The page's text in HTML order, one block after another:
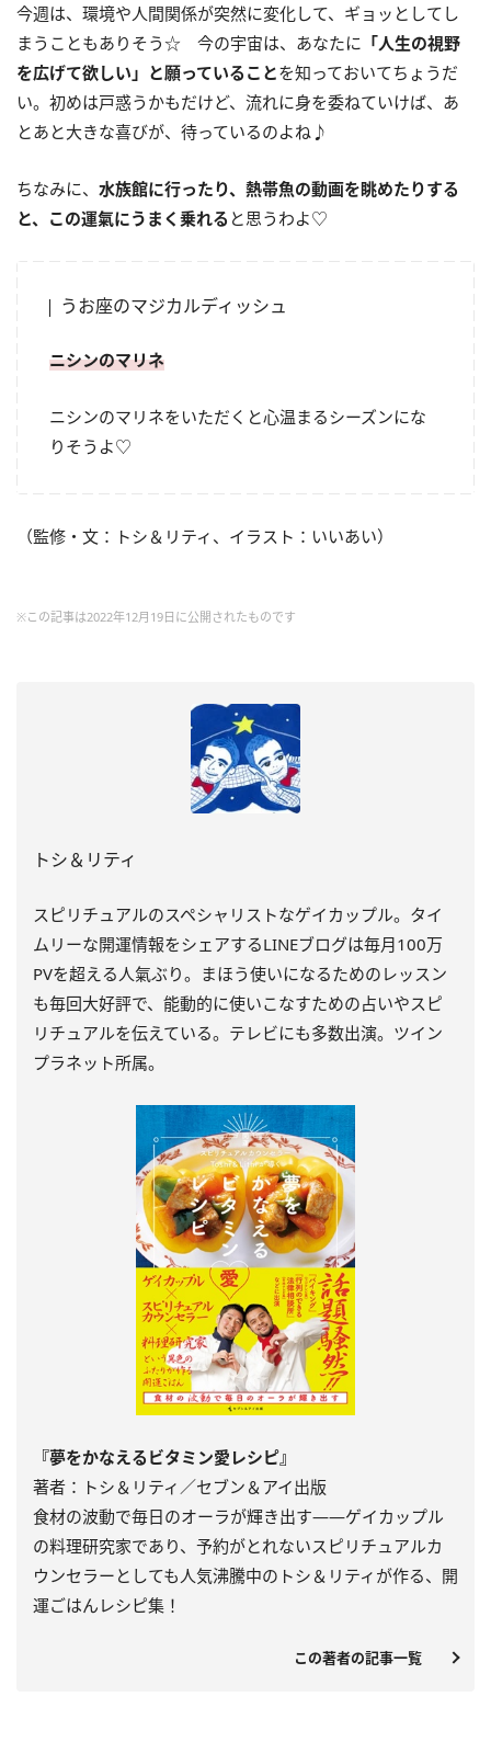
今週は、環境や人間関係が突然に変化して、ギョッとしてし
まうこともありそう☆ 今の宇宙は、あなたに 「人生の視野
を広げて欲しい」と願っていることを知っておいてちょうだ
い。初めは戸惑うかもだけど、流れに身を委ねていけば、あ
とあと大きな喜びが、待っているのよね♪
ちなみに、 水族館に行ったり、熱帯魚の動画を眺めたりする
と、この運氣にうまく乗れる と思うわよ♡
うお座のマジカルディッシュ
ニシンのマリネ
ニシンのマリネをいただくと心温まるシーズンにな
りそうよ♡
（監修・文：トシ＆リティ、イラスト：いいあい）
※この記事は2022年12月19日に公開されたものです
トシ＆リティ
スピリチュアルのスペシャリストなゲイカップル。タイ
ムリーな開運情報をシェアするLINEブログは毎月100万
PVを超える人氣ぶり。まほう使いになるためのレッスン
も毎回大好評で、能動的に使いこなすための占いやスピ
リチュアルを伝えている。テレビにも多数出演。ツイン
プラネット所属。
『夢をかなえるビタミン愛レシピ』
著者：トシ＆リティ／セブン＆アイ出版
食材の波動で毎日のオーラが輝き出す――ゲイカップル
の料理研究家であり、予約がとれないスピリチュアルカ
ウンセラーとしても人気沸騰中のトシ＆リティが作る、開
運ごはんレシピ集！
この著者の記事一覧